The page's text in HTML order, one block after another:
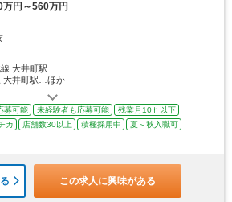
万円～560万円
線 大井町駅
大井町駅…ほか
募可能 未経験者も応募可能
残業月10ｈ以下
カ 店舗数30以上 積極採用中
夏～秋入職可
この求人に興味がある